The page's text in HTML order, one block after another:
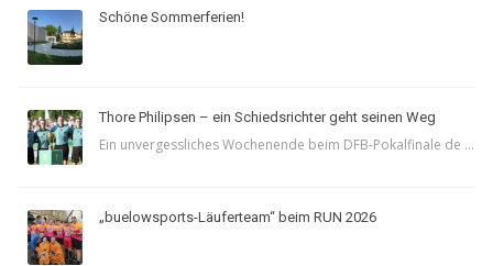
Schöne Sommerferien!
Thore Philipsen – ein Schiedsrichter geht seinen Weg
Ein unvergessliches Wochenende beim DFB-Pokalfinale de ...
„buelowsports-Läuferteam“ beim RUN 2026